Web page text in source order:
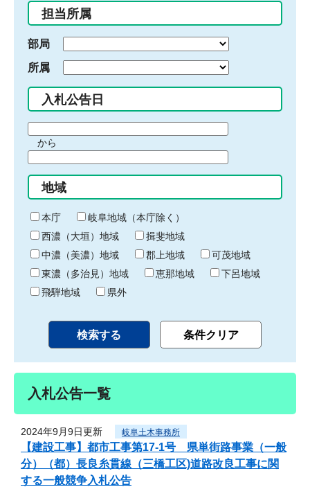
入
力
担当所属
部局
所属
入札公告日
間
始
り
から
間
終
わ
り
地域
本庁
岐阜地域（本庁除く）
西濃（大垣）地域
揖斐地域
中濃（美濃）地域
郡上地域
可茂地域
東濃（多治見）地域
恵那地域
下呂地域
飛騨地域
県外
入札公告一覧
2024年9月9日更新 岐阜土木事務所
【建設工事】都市工事第17-1号 県単街路事業（一般
分）（都）長良糸貫線（三橋工区)道路改良工事に関
する一般競争入札公告